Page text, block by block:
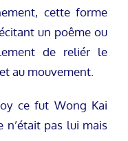
cette forme
un poême ou
de reliér le
au mouvement.
ce fut Wong Kai
n’était pas lui mais